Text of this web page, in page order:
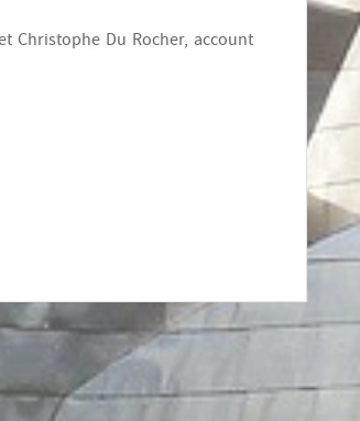
Christophe Du Rocher, account